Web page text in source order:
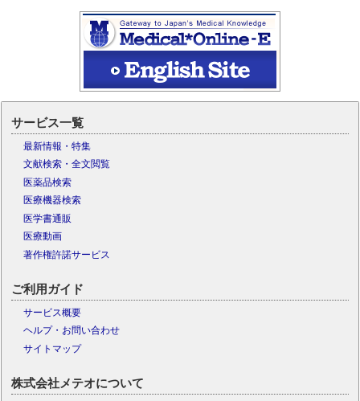
サービス一覧
最新情報・特集
文献検索・全文閲覧
医薬品検索
医療機器検索
医学書通販
医療動画
著作権許諾サービス
ご利用ガイド
サービス概要
ヘルプ・お問い合わせ
サイトマップ
株式会社メテオについて